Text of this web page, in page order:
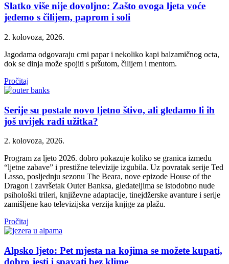
Slatko više nije dovoljno: Zašto ovoga ljeta voće
jedemo s čilijem, paprom i soli
2. kolovoza, 2026.
Jagodama odgovaraju crni papar i nekoliko kapi balzamičnog octa,
dok se dinja može spojiti s pršutom, čilijem i mentom.
Pročitaj
Serije su postale novo ljetno štivo, ali gledamo li ih
još uvijek radi užitka?
2. kolovoza, 2026.
Program za ljeto 2026. dobro pokazuje koliko se granica između
“ljetne zabave” i prestižne televizije izgubila. Uz povratak serije Ted
Lasso, posljednju sezonu The Beara, nove epizode House of the
Dragon i završetak Outer Banksa, gledateljima se istodobno nude
psihološki trileri, književne adaptacije, tinejdžerske avanture i serije
zamišljene kao televizijska verzija knjige za plažu.
Pročitaj
Alpsko ljeto: Pet mjesta na kojima se možete kupati,
dobro jesti i spavati bez klime